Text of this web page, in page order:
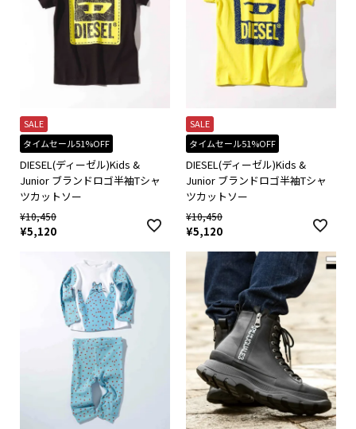
SALE
タイムセール51%OFF
DIESEL(ディーゼル)Kids &
Junior ブランドロゴ半袖Tシャ
ツカットソー
¥10,450
¥5,120
SALE
タイムセール51%OFF
DIESEL(ディーゼル)Kids &
Junior ブランドロゴ半袖Tシャ
ツカットソー
¥10,450
¥5,120